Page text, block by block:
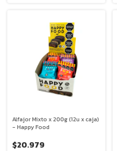
Alfajor Mixto x 200g (12u x caja)
- Happy Food
$20.979